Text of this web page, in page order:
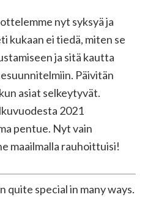
nyt syksyä ja
kukaan ei tiedä, miten se
ja sitä kautta
Päivitän
asiat selkeytyvät.
2021
pentue. Nyt vain
maailmalla rauhoittuisi!
quite special in many ways.